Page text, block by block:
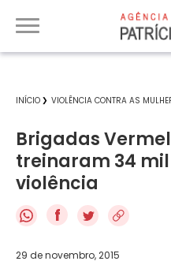
INÍCIO VIOLÊNCIA CONTRA AS
Brigadas
treinaram 34
violência
f
29 de novembro, 2015